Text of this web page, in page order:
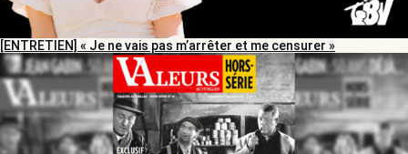
[ENTRETIEN] « Je ne vais pas m’arrêter et me censurer »